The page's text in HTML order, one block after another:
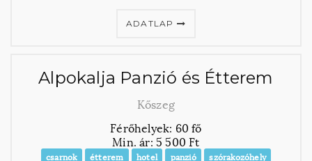
ADATLAP
Alpokalja Panzió és Étterem
Kőszeg
Férőhelyek: 60 fő
Min. ár: 5 500 Ft
csarnok étterem hotel panzió
szórakozóhely